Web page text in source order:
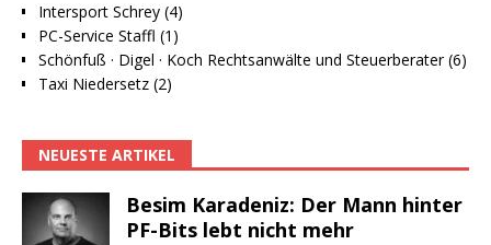
Intersport Schrey (4)
PC-Service Staffl (1)
Schönfuß · Digel · Koch Rechtsanwälte und Steuerberater (6)
Taxi Niedersetz (2)
NEUESTE ARTIKEL
Besim Karadeniz: Der Mann hinter
PF-Bits lebt nicht mehr